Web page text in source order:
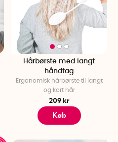
Hårbørste med langt
håndtag
Ergonomisk hårbørste til langt
og kort hår
209 kr
Køb